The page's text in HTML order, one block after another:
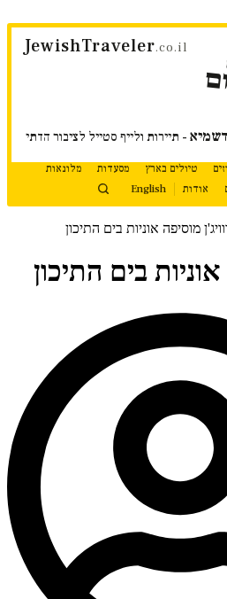
JewishTraveler.co.il
- תיירות ולייף סטייל לציבור הדתי
טיולים בארץ מסעדות
מלונאות
אודות English
מוסיפה אוניות בים התיכון
אוניות בים התיכון